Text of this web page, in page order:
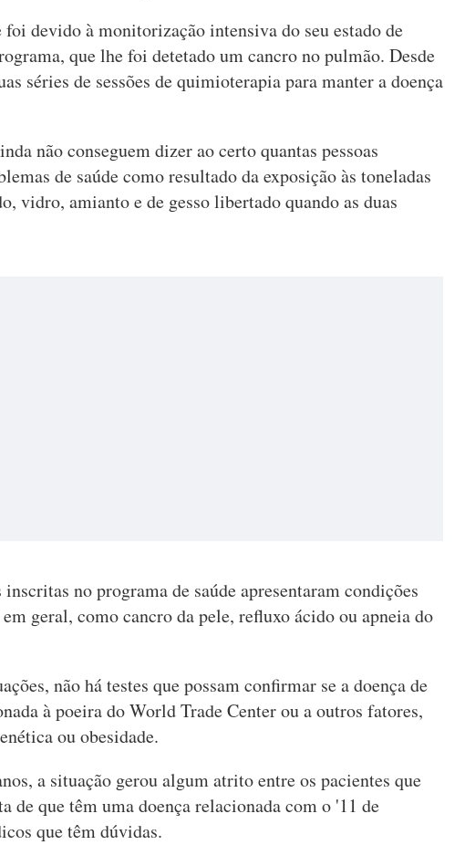
devido à monitorização intensiva do seu estado de
que lhe foi detetado um cancro no pulmão. Desde
séries de sessões de quimioterapia para manter a doença
não conseguem dizer ao certo quantas pessoas
de saúde como resultado da exposição às toneladas
vidro, amianto e de gesso libertado quando as duas
no programa de saúde apresentaram condições
geral, como cancro da pele, refluxo ácido ou apneia do
não há testes que possam confirmar se a doença de
à poeira do World Trade Center ou a outros fatores,
ou obesidade.
a situação gerou algum atrito entre os pacientes que
de que têm uma doença relacionada com o '11 de
que têm dúvidas.